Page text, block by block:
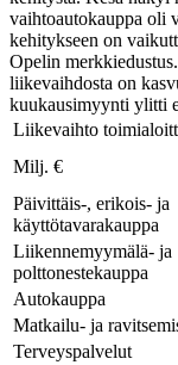
vaihtoautokauppa oli
kehitykseen on
Opelin
liikevaihdosta on
kuukausimyynti ylitti
Liikevaihto
Milj. €
Päivittäis-, erikois- ja
käyttötavarakauppa
Liikennemyymälä- ja
polttonestekauppa
Autokauppa
Matkailu- ja
Terveyspalvelut